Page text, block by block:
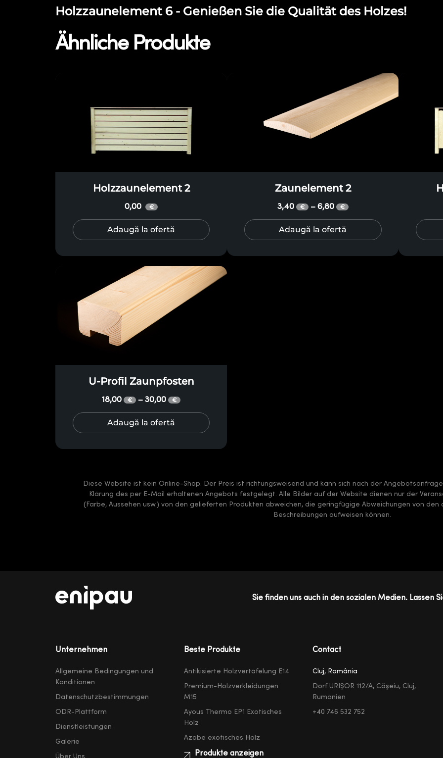
Holzzaunelement 6 - Genießen Sie die Qualität des Holzes!
Ähnliche Produkte
Holzzaunelement 2
0,00 €
Adaugă la ofertă
Zaunelement 2
3,40 € – 6,80 €
Adaugă la ofertă
U-Profil Zaunpfosten
18,00 € – 30,00 €
Adaugă la ofertă
Diese Website ist kein Online-Shop. Der Preis ist richtungsweisend und kann sich nach der
Klärung des per E-Mail erhaltenen Angebots festgelegt. Alle Bilder auf der Website dienen nur der
(Farbe, Aussehen usw.) von den gelieferten Produkten abweichen, die geringfügige Abweichungen von
Beschreibungen aufweisen können.
Sie finden uns auch in den sozialen Medien. Lassen
Unternehmen
Allgemeine Bedingungen und
Konditionen
Datenschutzbestimmungen
ODR-Plattform
Dienstleistungen
Galerie
Beste Produkte
Antikisierte Holzvertäfelung E14
Premium-Holzverkleidungen
M15
Ayous Thermo EP1 Exotisches
Holz
Azobe exotisches Holz
Produkte anzeigen
Contact
Cluj, România
Dorf URIȘOR 112/A, Cășeiu, Cluj,
Rumänien
+40 746 532 752